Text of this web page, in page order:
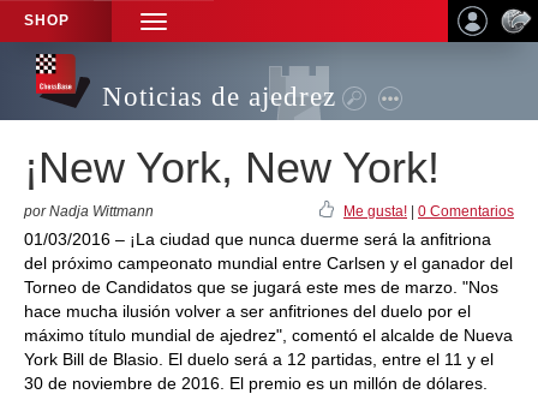
SHOP
TOGGLE
NAVIGATION
Noticias de ajedrez
¡New York, New York!
por Nadja Wittmann Me gusta! 0 Comentarios
01/03/2016 – ¡La ciudad que nunca duerme será la anfitriona
del próximo campeonato mundial entre Carlsen y el ganador del
Torneo de Candidatos que se jugará este mes de marzo. "Nos
hace mucha ilusión volver a ser anfitriones del duelo por el
máximo título mundial de ajedrez", comentó el alcalde de Nueva
York Bill de Blasio. El duelo será a 12 partidas, entre el 11 y el
30 de noviembre de 2016. El premio es un millón de dólares.